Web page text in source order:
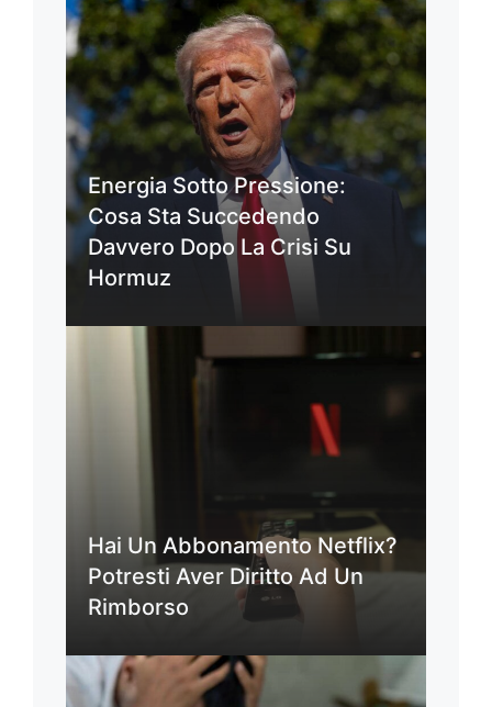
Energia Sotto Pressione:
Cosa Sta Succedendo
Davvero Dopo La Crisi Su
Hormuz
Hai Un Abbonamento Netflix?
Potresti Aver Diritto Ad Un
Rimborso